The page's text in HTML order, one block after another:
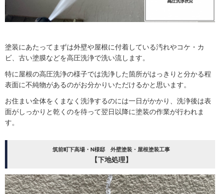
塗装にあたってまずは外壁や屋根に付着している汚れやコケ・カ
ビ、古い塗膜などを高圧洗浄で洗い流します。
特に屋根の高圧洗浄の様子では洗浄した箇所がはっきりと分かる程
表面に不純物があるのがお分かりいただけるかと思います。
お住まい全体をくまなく洗浄するのには一日がかかり、洗浄後は表
面がしっかりと乾くのを待って翌日以降に塗装の作業が行われま
す。
筑前町下高場・N様邸 外壁塗装・屋根塗装工事
【下地処理】